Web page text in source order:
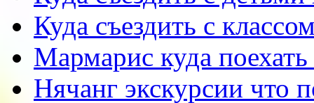
Куда съездить с
Мармарис куда
Нячанг экскурсии что